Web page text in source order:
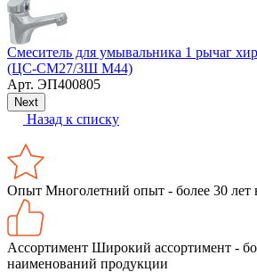
Смеситель для умывальника 1 рычаг
(ЦС-СМ27/3Ш М44)
Арт. ЭП400805
Next
Назад к списку
Опыт Многолетний опыт - более 30 лет
Ассортимент Широкий ассортимент -
наименований продукции